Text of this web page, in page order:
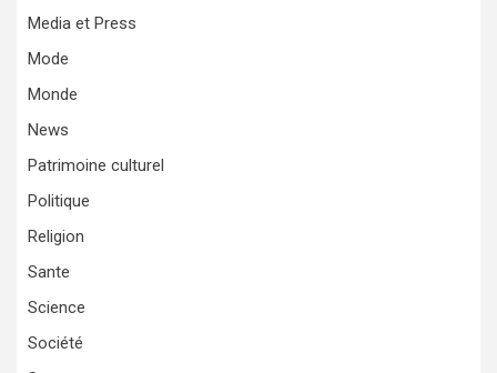
Media et Press
Mode
Monde
News
Patrimoine culturel
Politique
Religion
Sante
Science
Société